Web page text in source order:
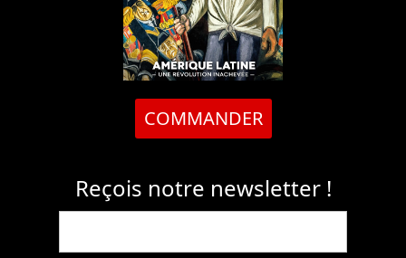
COMMANDER
Reçois notre newsletter !